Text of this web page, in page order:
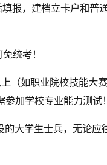
报，建档立卡户和
统考！
（如职业院校技能大
加学校专业能力测试！
大学生士兵，无论